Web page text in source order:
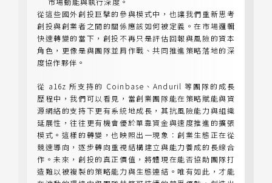
從這些國外創投巨擘的參與模式中，也讓我們重新思考
創投與創業者之間的關係應該如何被定義。在市場邏輯
快速轉變的當下，創投不再只是評估回報與風險的資本
角色，更像是與團隊並肩作戰、共同推進策略落地的深
度協作夥伴。
從 a16z 所支持的 Coinbase、Anduril 等團隊的成長
歷程中，我們可以看見，當創業團隊能在策略賦能與資
源網絡的支持下更有系統地成長，其抗風險能力與組織
延展性，往往更有機會優於單靠資金與速度推進的擴張
模式。這樣的轉變，也映照出一現象：創業生態正在從
競速導向，逐步轉向重視結構建立與能力養成的長線合
作。未來，創投的真正價值，將體現在能否協助團隊打
造難以被複製的策略能力與生態連結。唯有如此，才能